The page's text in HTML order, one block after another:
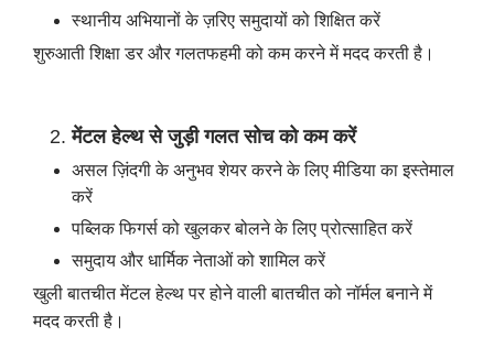
स्थानीय अभियानों के ज़रिए समुदायों को शिक्षित करें
शुरुआती शिक्षा डर और गलतफहमी को कम करने में मदद करती है।
मेंटल हेल्थ से जुड़ी गलत सोच को कम करें
असल ज़िंदगी के अनुभव शेयर करने के लिए मीडिया का इस्तेमाल
करें
पब्लिक फिगर्स को खुलकर बोलने के लिए प्रोत्साहित करें
समुदाय और धार्मिक नेताओं को शामिल करें
खुली बातचीत मेंटल हेल्थ पर होने वाली बातचीत को नॉर्मल बनाने में
मदद करती है।